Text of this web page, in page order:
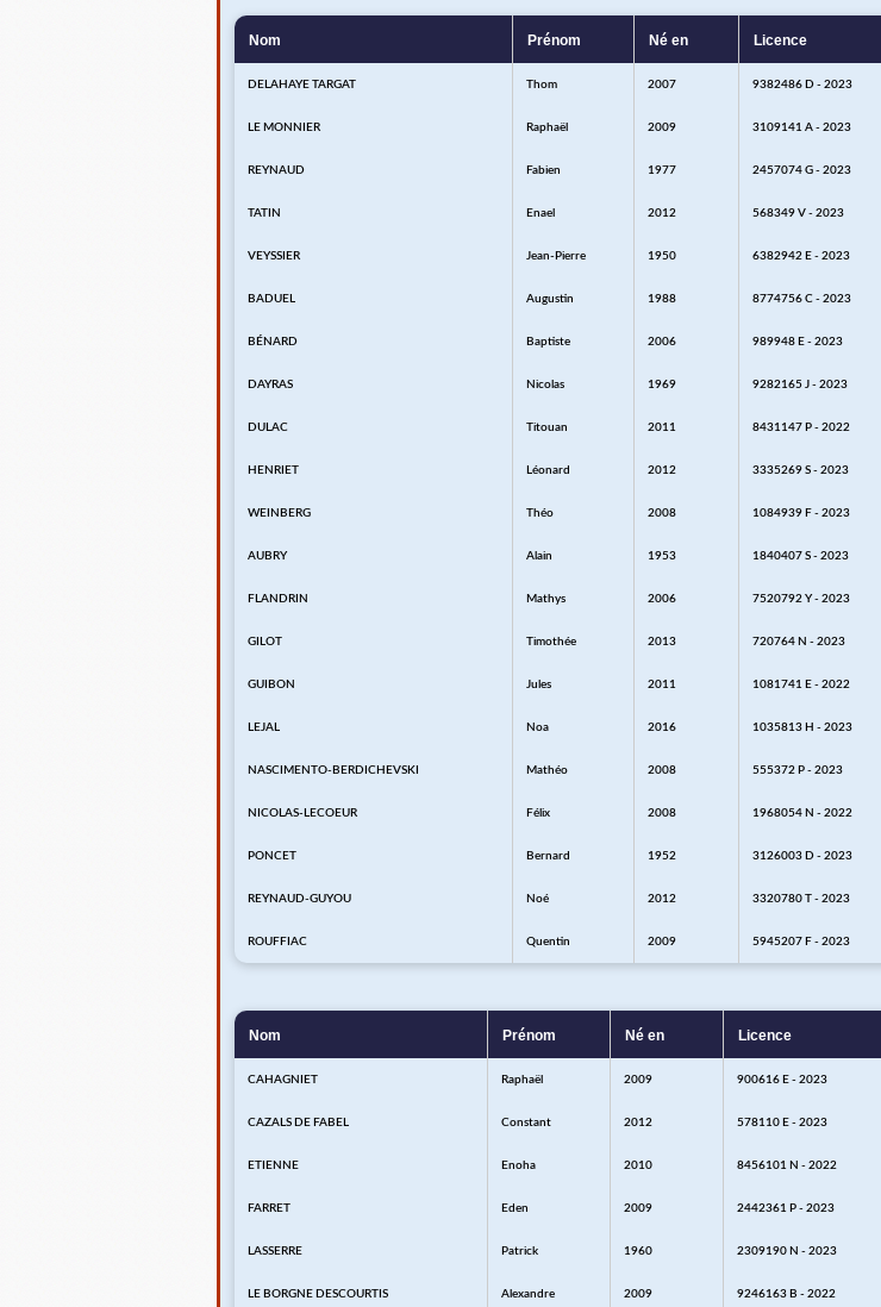
Nom Prénom Né en Licence
DELAHAYE TARGAT Thom 2007 9382486 D - 2023
LE MONNIER Raphaël 2009 3109141 A - 2023
REYNAUD Fabien 1977 2457074 G - 2023
TATIN Enael 2012 568349 V - 2023
VEYSSIER Jean-Pierre 1950 6382942 E - 2023
BADUEL Augustin 1988 8774756 C - 2023
BÉNARD Baptiste 2006 989948 E - 2023
DAYRAS Nicolas 1969 9282165 J - 2023
DULAC Titouan 2011 8431147 P - 2022
HENRIET Léonard 2012 3335269 S - 2023
WEINBERG Théo 2008 1084939 F - 2023
AUBRY Alain 1953 1840407 S - 2023
FLANDRIN Mathys 2006 7520792 Y - 2023
GILOT Timothée 2013 720764 N - 2023
GUIBON Jules 2011 1081741 E - 2022
LEJAL Noa 2016 1035813 H - 2023
NASCIMENTO-BERDICHEVSKI Mathéo 2008 555372 P - 2023
NICOLAS-LECOEUR Félix 2008 1968054 N - 2022
PONCET Bernard 1952 3126003 D - 2023
REYNAUD-GUYOU Noé 2012 3320780 T - 2023
ROUFFIAC Quentin 2009 5945207 F - 2023
Nom Prénom Né en Licence
CAHAGNIET Raphaël 2009 900616 E - 2023
CAZALS DE FABEL Constant 2012 578110 E - 2023
ETIENNE Enoha 2010 8456101 N - 2022
FARRET Eden 2009 2442361 P - 2023
LASSERRE Patrick 1960 2309190 N - 2023
LE BORGNE DESCOURTIS Alexandre 2009 9246163 B - 2022